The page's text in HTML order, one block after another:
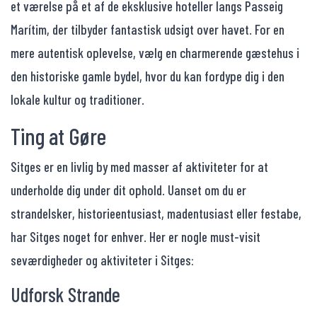
et værelse på et af de eksklusive hoteller langs Passeig
Marítim, der tilbyder fantastisk udsigt over havet. For en
mere autentisk oplevelse, vælg en charmerende gæstehus i
den historiske gamle bydel, hvor du kan fordype dig i den
lokale kultur og traditioner.
Ting at Gøre
Sitges er en livlig by med masser af aktiviteter for at
underholde dig under dit ophold. Uanset om du er
strandelsker, historieentusiast, madentusiast eller festabe,
har Sitges noget for enhver. Her er nogle must-visit
seværdigheder og aktiviteter i Sitges:
Udforsk Strande